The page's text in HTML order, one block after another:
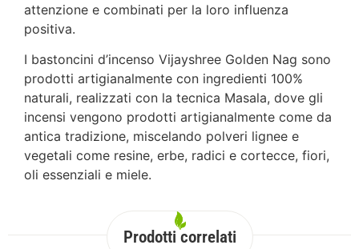
attenzione e combinati per la loro influenza
positiva.
I bastoncini d’incenso Vijayshree Golden Nag sono
prodotti artigianalmente con ingredienti 100%
naturali, realizzati con la tecnica Masala, dove gli
incensi vengono prodotti artigianalmente come da
antica tradizione, miscelando polveri lignee e
vegetali come resine, erbe, radici e cortecce, fiori,
oli essenziali e miele.
Prodotti correlati